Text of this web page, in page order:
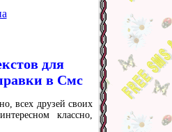
для
в Смс
всех друзей своих
классно,